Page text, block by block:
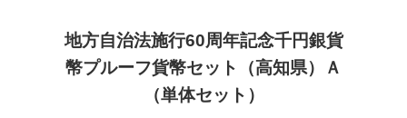
地方自治法施行60周年記念千円銀貨
幣プルーフ貨幣セット（高知県）Ａ
（単体セット）